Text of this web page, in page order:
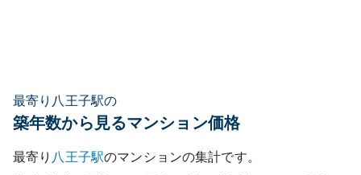
最寄り八王子駅の
築年数から見るマンション価格
最寄り 八王子駅のマンションの集計です。